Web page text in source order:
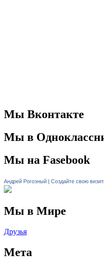
Мы Вконтакте
Мы в
Мы на Fasebook
Андрей Рогозный | Создайте свою
Мы в Мире
Друзья
Мета